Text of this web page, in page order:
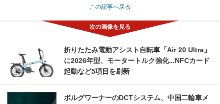
この記事へ戻る
折りたたみ電動アシスト自転車「Air 20 Ultra」
に2026年型、モータートルク強化...NFCカード
起動など5項目を刷新
ボルグワーナーのDCTシステム、中国二輪車メ